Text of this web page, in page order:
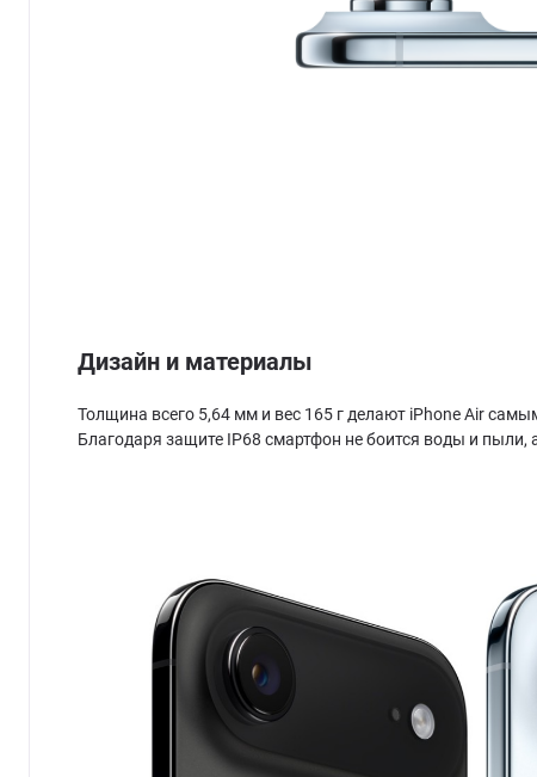
Дизайн и материалы
Толщина всего 5,64 мм и вес 165 г делают iPhone Air
Благодаря защите IP68 смартфон не боится воды и